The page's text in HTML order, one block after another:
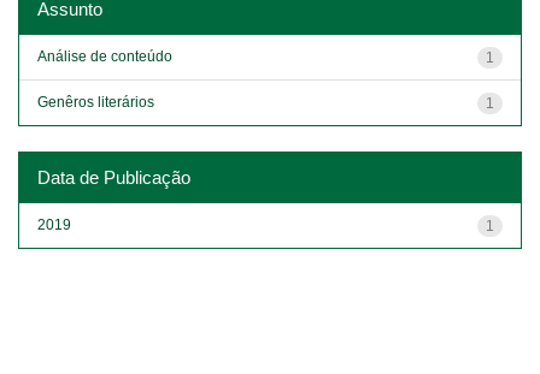
Assunto
1
Análise de conteúdo
1
Genêros literários
Data de Publicação
1
2019